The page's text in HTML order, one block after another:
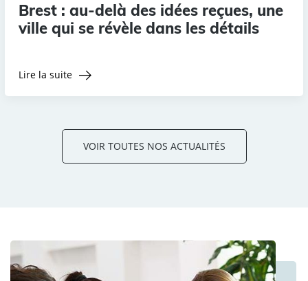
Brest : au-delà des idées reçues, une
ville qui se révèle dans les détails
Lire la suite
VOIR TOUTES NOS ACTUALITÉS